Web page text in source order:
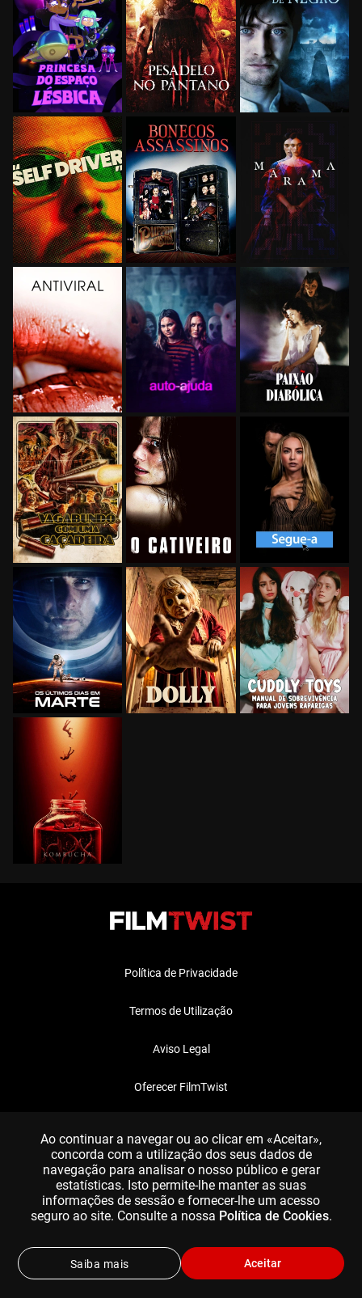
Política de Privacidade
Termos de Utilização
Aviso Legal
Oferecer FilmTwist
Ao continuar a navegar ou ao clicar em «Aceitar»,
concorda com a utilização dos seus dados de
navegação para analisar o nosso público e gerar
estatísticas. Isto permite-lhe manter as suas
informações de sessão e fornecer-lhe um acesso
seguro ao site. Consulte a nossa Política de Cookies.
Aceitar
Saiba mais